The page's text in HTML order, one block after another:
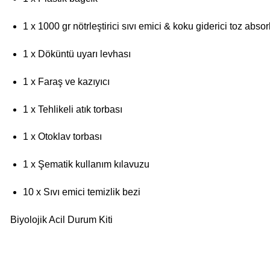
1 x 1000 gr nötrleştirici sıvı emici & koku giderici toz
1 x Döküntü uyarı levhası
1 x Faraş ve kazıyıcı
1 x Tehlikeli atık torbası
1 x Otoklav torbası
1 x Şematik kullanım kılavuzu
10 x Sıvı emici temizlik bezi
Biyolojik Acil Durum Kiti